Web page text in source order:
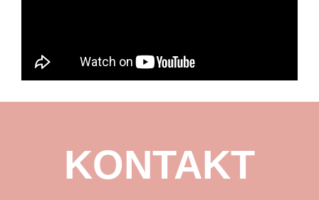
KONTAKT